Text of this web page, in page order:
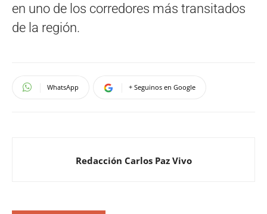
en uno de los corredores más transitados
de la región.
WhatsApp + Seguinos en Google
Redacción Carlos Paz Vivo